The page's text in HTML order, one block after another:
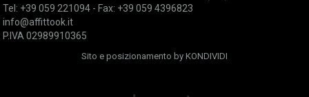
Tel: +39 059 221094 - Fax: +39 059 4396823
info@affittook.it
P.IVA 02989910365
Sito e posizionamento by KONDIVIDI